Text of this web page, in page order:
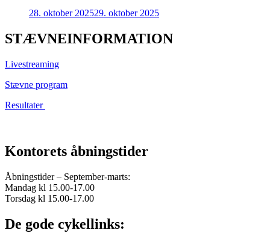
28. oktober 202529. oktober 2025
STÆVNEINFORMATION
Livestreaming
Stævne program
Resultater
Kontorets åbningstider
Åbningstider – September-marts:
Mandag kl 15.00-17.00
Torsdag kl 15.00-17.00
De gode cykellinks: